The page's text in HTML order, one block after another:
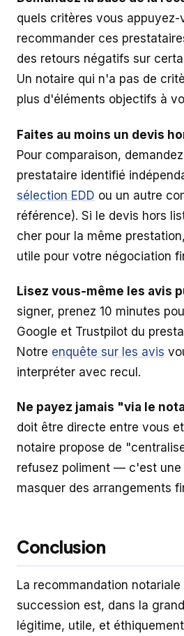
quels critères vous appuyez-
recommander ces
des retours négatifs sur
Un notaire qui n'a pas de
plus d'éléments objectifs à
Faites au moins un devis
Pour comparaison,
prestataire identifié
sélection EDD ou un autre
référence). Si le devis hors
cher pour la même
utile pour votre négociation
Lisez vous-même les avis
signer, prenez 10 minutes
Google et Trustpilot du
Notre enquête sur les avis
interpréter avec recul.
Ne payez jamais "via le
doit être directe entre vous
notaire propose de
refusez poliment — c'est une
masquer des arrangements
Conclusion
La recommandation
succession est, dans la
légitime, utile, et